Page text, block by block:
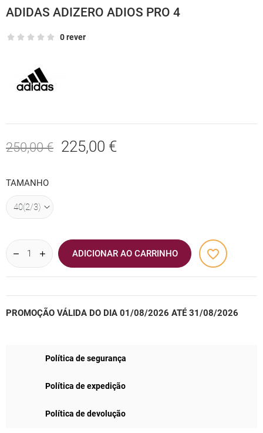
ADIDAS ADIZERO ADIOS PRO 4
0 rever
250,00 € 225,00 €
TAMANHO
ADICIONAR AO CARRINHO favorite_border
PROMOÇÃO VÁLIDA DO DIA 01/08/2026 ATÉ 31/08/2026
Política de segurança
Política de expedição
Política de devolução